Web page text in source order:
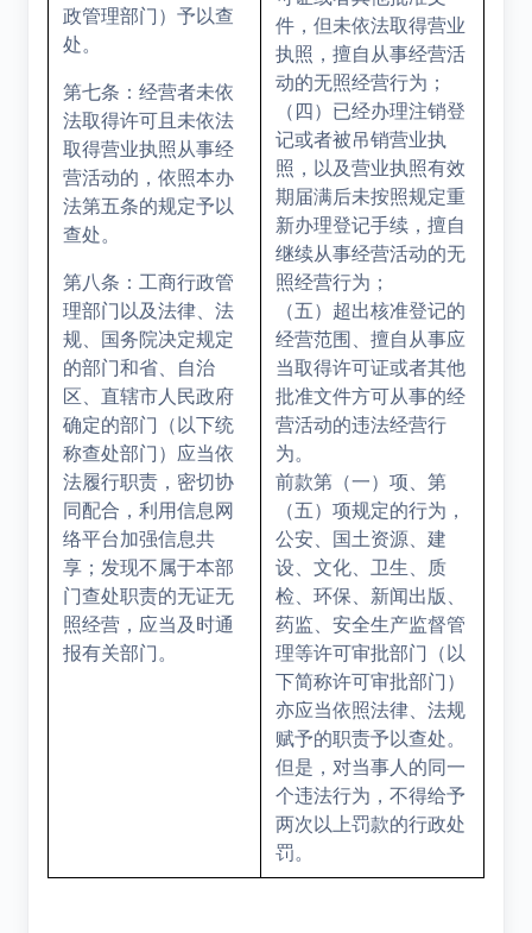
政管理部门）予以查
处。
第七条：经营者未依
法取得许可且未依法
取得营业执照从事经
营活动的，依照本办
法第五条的规定予以
查处。
第八条：工商行政管
理部门以及法律、法
规、国务院决定规定
的部门和省、自治
区、直辖市人民政府
确定的部门（以下统
称查处部门）应当依
法履行职责，密切协
同配合，利用信息网
络平台加强信息共
享；发现不属于本部
门查处职责的无证无
照经营，应当及时通
报有关部门。
件，但未依法取得营业
执照，擅自从事经营活
动的无照经营行为；
（四）已经办理注销登
记或者被吊销营业执
照，以及营业执照有效
期届满后未按照规定重
新办理登记手续，擅自
继续从事经营活动的无
照经营行为；
（五）超出核准登记的
经营范围、擅自从事应
当取得许可证或者其他
批准文件方可从事的经
营活动的违法经营行
为。
前款第（一）项、第
（五）项规定的行为，
公安、国土资源、建
设、文化、卫生、质
检、环保、新闻出版、
药监、安全生产监督管
理等许可审批部门（以
下简称许可审批部门）
亦应当依照法律、法规
赋予的职责予以查处。
但是，对当事人的同一
个违法行为，不得给予
两次以上罚款的行政处
罚。